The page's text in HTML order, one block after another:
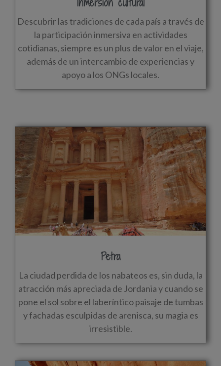
Inmersión cultural
Descubrir las tradiciones de cada país a través de
la participación inmersiva en actividades
cotidianas, siempre es un plus de valor en el viaje,
además de un intercambio de experiencias y
apoyo a los ONGs locales.
Petra
La ciudad perdida de los nabateos es, sin duda, la
atracción más apreciada de Jordania y cuando se
pone el sol sobre el laberíntico paisaje de tumbas
y fachadas esculpidas de arenisca, su magia es
irresistible.